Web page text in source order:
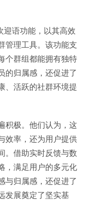
迎语功能，以其高效
管理工具。该功能支
个群组都能拥有独特
的归属感，还促进了
、活跃的社群环境提
积极。他们认为，这
效率，还为用户提供
。借助实时反馈与数
，满足用户的多元化
与归属感，还促进了
发展奠定了坚实基